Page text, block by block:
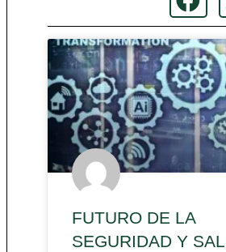
FUTURO DE LA
SEGURIDAD Y